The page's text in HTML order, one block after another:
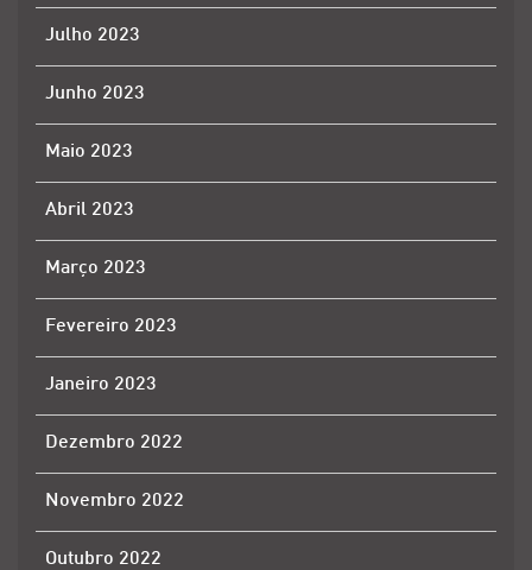
Julho 2023
Junho 2023
Maio 2023
Abril 2023
Março 2023
Fevereiro 2023
Janeiro 2023
Dezembro 2022
Novembro 2022
Outubro 2022